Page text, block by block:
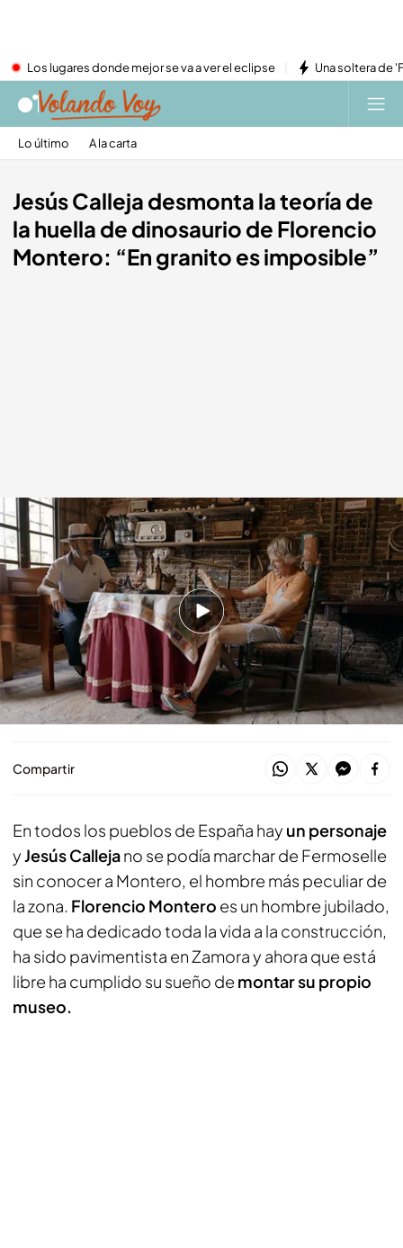
Los lugares donde mejor se va a ver el eclipse Una soltera de
Lo último A la carta
Jesús Calleja desmonta la teoría de
la huella de dinosaurio de Florencio
Montero: “En granito es imposible”
Jesús Calleja charlando con Florencio Montero
cuatro.com
16 OCT 2020 - 00:50h.
Montero tiene un museo en su casa con cosas
que le han dado los vecinos y amigos de la zona
Florencio asegura que fue muy amigo de
Antonio Machín
Compartir
En todos los pueblos de España hay un personaje
yJesús Callejano se podía marchar de Fermoselle
sin conocer a Montero, el hombre más peculiar de
la zona. Florencio Montero es un hombre jubilado,
que se ha dedicado toda la vida a la construcción,
ha sido pavimentista en Zamora y ahora que está
libre ha cumplido su sueño de montar su propio
museo.